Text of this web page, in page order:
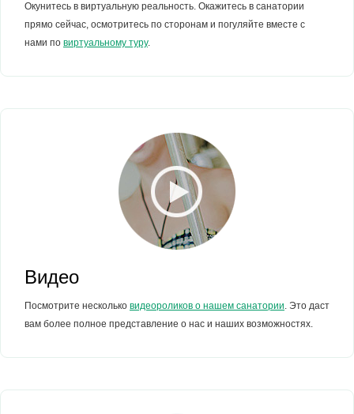
Окунитесь в виртуальную реальность. Окажитесь в санатории
прямо сейчас, осмотритесь по сторонам и погуляйте вместе с
нами по виртуальному туру.
Видео
Посмотрите несколько видеороликов о нашем санатории. Это даст
вам более полное представление о нас и наших возможностях.